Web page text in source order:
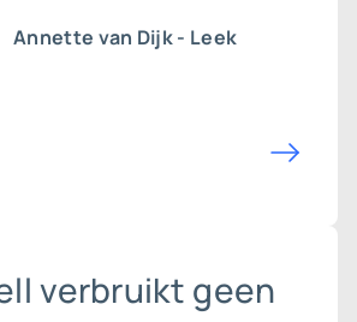
Annette van Dijk - Leek
verbruikt geen